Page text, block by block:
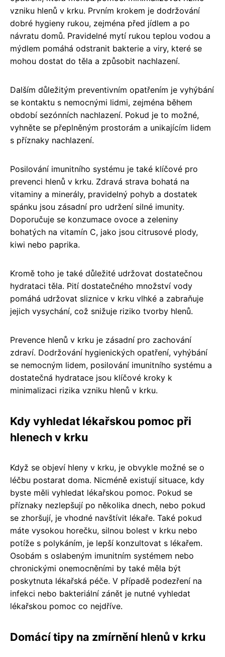
vzniku hlenů v krku. Prvním krokem je dodržování
dobré hygieny rukou, zejména před jídlem a po
návratu domů. Pravidelné mytí rukou teplou vodou a
mýdlem pomáhá odstranit bakterie a viry, které se
mohou dostat do těla a způsobit nachlazení.
Dalším důležitým preventivním opatřením je vyhýbání
se kontaktu s nemocnými lidmi, zejména během
období sezónních nachlazení. Pokud je to možné,
vyhněte se přeplněným prostorám a unikajícím lidem
s příznaky nachlazení.
Posilování imunitního systému je také klíčové pro
prevenci hlenů v krku. Zdravá strava bohatá na
vitaminy a minerály, pravidelný pohyb a dostatek
spánku jsou zásadní pro udržení silné imunity.
Doporučuje se konzumace ovoce a zeleniny
bohatých na vitamín C, jako jsou citrusové plody,
kiwi nebo paprika.
Kromě toho je také důležité udržovat dostatečnou
hydrataci těla. Pití dostatečného množství vody
pomáhá udržovat sliznice v krku vlhké a zabraňuje
jejich vysychání, což snižuje riziko tvorby hlenů.
Prevence hlenů v krku je zásadní pro zachování
zdraví. Dodržování hygienických opatření, vyhýbání
se nemocným lidem, posilování imunitního systému a
dostatečná hydratace jsou klíčové kroky k
minimalizaci rizika vzniku hlenů v krku.
Kdy vyhledat lékařskou pomoc při
hlenech v krku
Když se objeví hleny v krku, je obvykle možné se o
léčbu postarat doma. Nicméně existují situace, kdy
byste měli vyhledat lékařskou pomoc. Pokud se
příznaky nezlepšují po několika dnech, nebo pokud
se zhoršují, je vhodné navštívit lékaře. Také pokud
máte vysokou horečku, silnou bolest v krku nebo
potíže s polykáním, je lepší konzultovat s lékařem.
Osobám s oslabeným imunitním systémem nebo
chronickými onemocněními by také měla být
poskytnuta lékařská péče. V případě podezření na
infekci nebo bakteriální zánět je nutné vyhledat
lékařskou pomoc co nejdříve.
Domácí tipy na zmírnění hlenů v krku